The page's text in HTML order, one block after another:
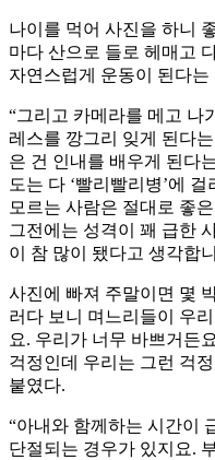
나이를 먹어 사진을 하니
마다 산으로 들로 헤매고
자연스럽게 운동이 된다는
“그리고 카메라를 메고 나
레스를 깡그리 잊게 된다
은 건 인내를 배우게 된다
도는 다 ‘빨리빨리병’에
모르는 사람은 절대로 좋
그전에는 성격이 꽤 급한
이 참 많이 됐다고 생각합
사진에 빠져 주말이면 몇
러다 보니 며느리들이 우
요. 우리가 너무 바쁘거든
걱정인데 우리는 그런 걱
붙였다.
“아내와 함께하는 시간이
단절되는 경우가 있지요.